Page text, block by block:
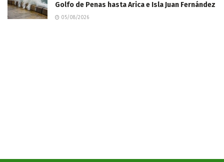
Golfo de Penas hasta Arica e Isla Juan Fernández
05/08/2026